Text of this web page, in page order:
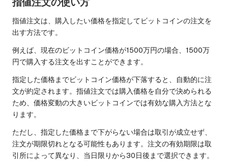
指値注文は、購入したい価格を指定してビットコインの注文を
出す方法です。
例えば、現在のビットコイン価格が1500万円の場合、1500万
円で購入する注文を出すことができます。
指定した価格までビットコイン価格が下落すると、自動的に注
文が約定されます。指値注文では購入価格を自分で決められる
ため、価格変動の大きいビットコインでは有効な購入方法とな
ります。
ただし、指定した価格まで下がらない場合は取引が成立せず、
注文が期限切れとなる可能性もあります。注文の有効期限は取
引所によって異なり、当日限りから30日後まで選択できます。